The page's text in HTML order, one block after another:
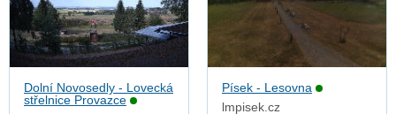
Dolní Novosedly - Lovecká
střelnice Provazce
Písek - Lesovna
lmpisek.cz